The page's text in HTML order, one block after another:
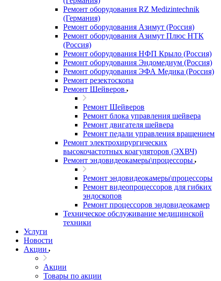
Ремонт оборудования RZ Medizintechnik
(Германия)
Ремонт оборудования Азимут (Россия)
Ремонт оборудования Азимут Плюс НТК
(Россия)
Ремонт оборудования НФП Крыло (Россия)
Ремонт оборудования Эндомедиум (Россия)
Ремонт оборудования ЭФА Медика (Россия)
Ремонт резектоскопа
Ремонт Шейверов
Ремонт Шейверов
Ремонт блока управления шейвера
Ремонт двигателя шейвера
Ремонт педали управления вращением
Ремонт электрохирургических
высокочастотных коагуляторов (ЭХВЧ)
Ремонт эндовидеокамеры\процессоры
Ремонт эндовидеокамеры\процессоры
Ремонт видеопроцессоров для гибких
эндоскопов
Ремонт процессоров эндовидеокамер
Техническое обслуживание медицинской
техники
Услуги
Новости
Акции
Акции
Товары по акции